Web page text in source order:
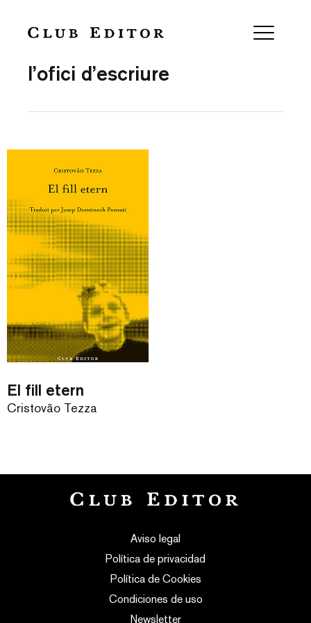
l’ofici d’escriure
El fill etern
Cristovão Tezza
Aviso legal
Política de privacidad
Política de Cookies
Condiciones de uso
Newsletter